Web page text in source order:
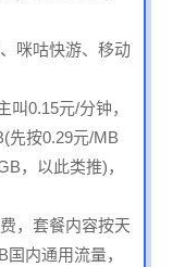
咪咕快游、移动
0.15元/分钟，
先按0.29元/MB
，以此类推)，
，套餐内容按天
内通用流量，